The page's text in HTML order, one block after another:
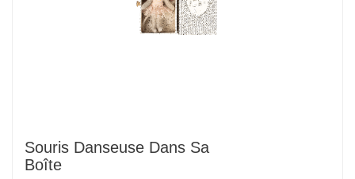
Souris Danseuse Dans Sa
Boîte